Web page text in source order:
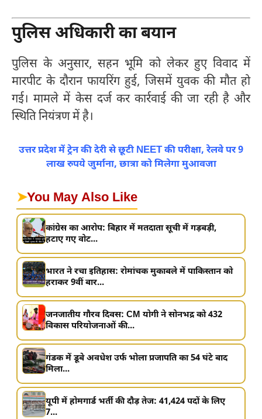
पुलिस अधिकारी का बयान
पुलिस के अनुसार, सहन भूमि को लेकर हुए विवाद में
मारपीट के दौरान फायरिंग हुई, जिसमें युवक की मौत हो
गई। मामले में केस दर्ज कर कार्रवाई की जा रही है और
स्थिति नियंत्रण में है।
उत्तर प्रदेश में ट्रेन की देरी से छूटी NEET की परीक्षा, रेलवे पर 9
लाख रुपये जुर्माना, छात्रा को मिलेगा मुआवजा
➤You May Also Like
कांग्रेस का आरोप: बिहार में मतदाता सूची में गड़बड़ी,
हटाए गए वोट...
भारत ने रचा इतिहास: रोमांचक मुकाबले में पाकिस्तान को
हराकर 9वीं बार...
जनजातीय गौरव दिवस: CM योगी ने सोनभद्र को 432
विकास परियोजनाओं की...
गंडक में डूबे अवधेश उर्फ भोला प्रजापति का 54 घंटे बाद
मिला...
यूपी में होमगार्ड भर्ती की दौड़ तेज: 41,424 पदों के लिए
7...